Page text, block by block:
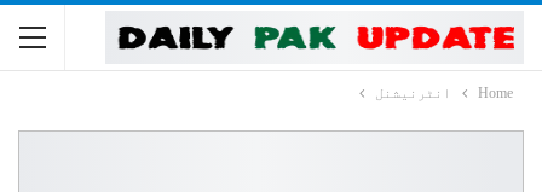
Home انٹرنیشنل